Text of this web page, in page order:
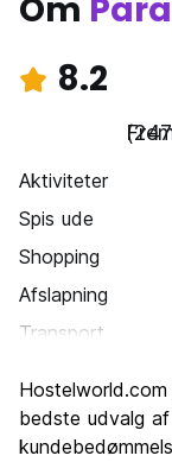
Om
8.2
Aktiviteter
Spis ude
Shopping
Afslapning
Transport
Kultur
Fester
bedste udvalg